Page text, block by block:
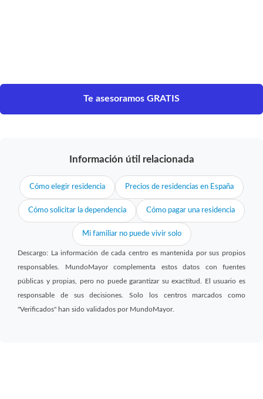
Te asesoramos GRATIS
Información útil relacionada
Cómo elegir residencia Precios de residencias en España
Cómo solicitar la dependencia Cómo pagar una residencia
Mi familiar no puede vivir solo
Descargo: La información de cada centro es mantenida por sus propios
responsables. MundoMayor complementa estos datos con fuentes
públicas y propias, pero no puede garantizar su exactitud. El usuario es
responsable de sus decisiones. Solo los centros marcados como
"Verificados" han sido validados por MundoMayor.